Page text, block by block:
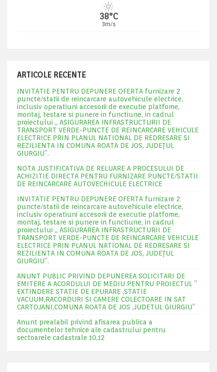
38°C
3m/s
ARTICOLE RECENTE
INVITATIE PENTRU DEPUNERE OFERTA furnizare 2
puncte/statii de reincarcare autovehicule electrice,
inclusiv operatiuni accesorii de executie platfome,
montaj, testare si punere in functiune, in cadrul
proiectului „ ASIGURAREA INFRASTRUCTURII DE
TRANSPORT VERDE-PUNCTE DE REINCARCARE VEHICULE
ELECTRICE PRIN PLANUL NATIONAL DE REDRESARE SI
REZILIENTA IN COMUNA ROATA DE JOS, JUDEŢUL
GIURGIU”.
NOTA JUSTIFICATIVA DE RELUARE A PROCESULUI DE
ACHIZITIE DIRECTA PENTRU FURNIZARE PUNCTE/STATII
DE REINCARCARE AUTOVECHICULE ELECTRICE
INVITATIE PENTRU DEPUNERE OFERTA furnizare 2
puncte/statii de reincarcare autovehicule electrice,
inclusiv operatiuni accesorii de executie platfome,
montaj, testare si punere in functiune, in cadrul
proiectului „ ASIGURAREA INFRASTRUCTURII DE
TRANSPORT VERDE-PUNCTE DE REINCARCARE VEHICULE
ELECTRICE PRIN PLANUL NATIONAL DE REDRESARE SI
REZILIENTA IN COMUNA ROATA DE JOS, JUDEŢUL
GIURGIU”.
ANUNT PUBLIC PRIVIND DEPUNEREA SOLICITARI DE
EMITERE A ACORDULUI DE MEDIU PENTRU PROIECTUL ”
EXTINDERE STATIE DE EPURARE ,STATIE
VACUUM,RACORDURI SI CAMERE COLECTOARE IN SAT
CARTOJANI,COMUNA ROATA DE JOS ,JUDETUL GIURGIU”
Anunt prealabil privind afisarea publica a
documentelor tehnice ale cadastrului pentru
sectoarele cadastrale 10,12